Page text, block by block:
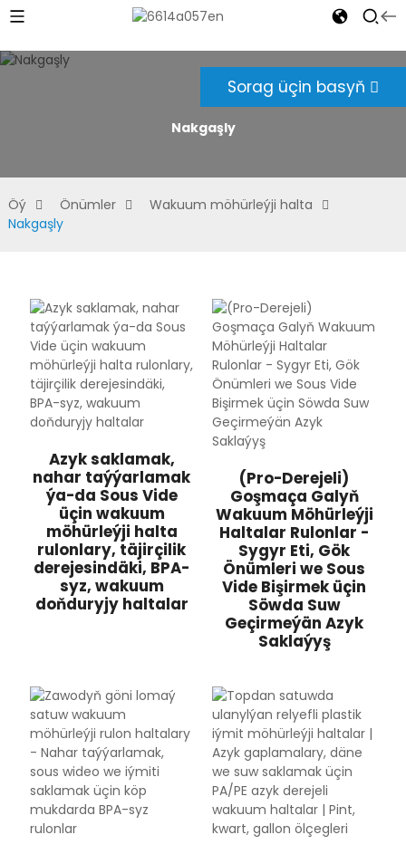
Sorag üçin basyň
Nakgaşly
Öý Önümler
Wakuum möhürleýji halta
Nakgaşly
Azyk saklamak,
nahar taýýarlamak
ýa-da Sous Vide
üçin wakuum
möhürleýji halta
rulonlary, täjirçilik
derejesindäki, BPA-
syz, wakuum
doňduryjy haltalar
(Pro-Derejeli)
Goşmaça Galyň
Wakuum Möhürleýji
Haltalar Rulonlar -
Sygyr Eti, Gök
Önümleri we Sous
Vide Bişirmek üçin
Söwda Suw
Geçirmeýän Azyk
Saklaýyş